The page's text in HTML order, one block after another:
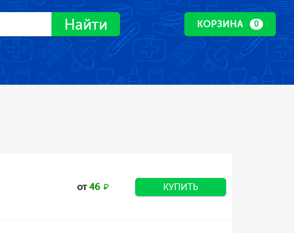
Найти КОРЗИНА 0
от46 КУПИТЬ